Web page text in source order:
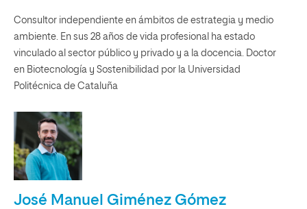
Consultor independiente en ámbitos de estrategia y medio
ambiente. En sus 28 años de vida profesional ha estado
vinculado al sector público y privado y a la docencia. Doctor
en Biotecnología y Sostenibilidad por la Universidad
Politécnica de Cataluña
José Manuel Giménez Gómez